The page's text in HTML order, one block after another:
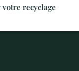
recyclage